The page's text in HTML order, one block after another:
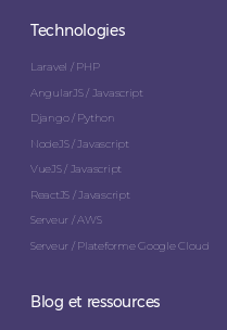
Technologies
Laravel / PHP
AngularJS / Javascript
Django / Python
NodeJS / Javascript
VueJS / Javascript
ReactJS / Javascript
Serveur / AWS
Serveur / Plateforme Google Cloud
Blog et ressources